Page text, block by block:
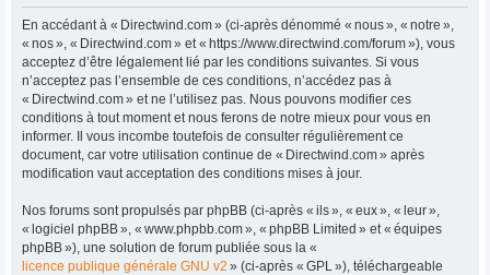
En accédant à « Directwind.com » (ci-après dénommé « nous », « notre »,
« nos », « Directwind.com » et « https://www.directwind.com/forum »), vous
acceptez d’être légalement lié par les conditions suivantes. Si vous
n’acceptez pas l’ensemble de ces conditions, n’accédez pas à
« Directwind.com » et ne l’utilisez pas. Nous pouvons modifier ces
conditions à tout moment et nous ferons de notre mieux pour vous en
informer. Il vous incombe toutefois de consulter régulièrement ce
document, car votre utilisation continue de « Directwind.com » après
modification vaut acceptation des conditions mises à jour.
Nos forums sont propulsés par phpBB (ci-après « ils », « eux », « leur »,
« logiciel phpBB », « www.phpbb.com », « phpBB Limited » et « équipes
phpBB »), une solution de forum publiée sous la «
licence publique générale GNU v2 » (ci-après « GPL »), téléchargeable